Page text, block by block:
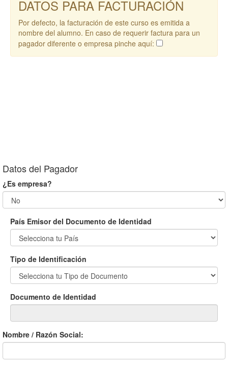
DATOS PARA FACTURACIÓN
Por defecto, la facturación de este curso es emitida a
nombre del alumno. En caso de requerir factura para un
pagador diferente o empresa pinche aquí:
Datos del Pagador
¿Es empresa?
País Emisor del Documento de Identidad
Tipo de Identificación
Documento de Identidad
Nombre / Razón Social: